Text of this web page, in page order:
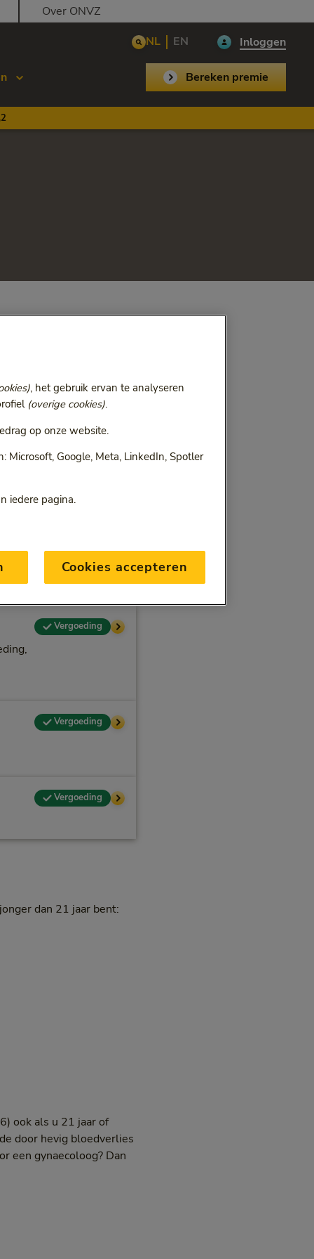
Over ONVZ
NL EN Inloggen
Bereken premie
Vergoeding
Vergoeding
Vergoeding
dan 21 jaar bent:
ook als u 21 jaar of
door hevig bloedverlies
een gynaecoloog? Dan
, het gebruik ervan te analyseren
(overige cookies).
op onze website.
Google, Meta, LinkedIn, Spotler
iedere pagina.
Cookies accepteren